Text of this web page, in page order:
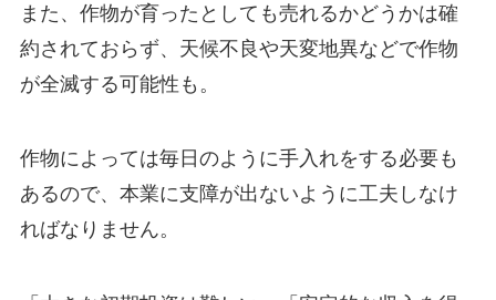
また、作物が育ったとしても売れるかどうかは確
約されておらず、天候不良や天変地異などで作物
が全滅する可能性も。
作物によっては毎日のように手入れをする必要も
あるので、 本業に支障が出ないように工夫しなけ
ればなりません。